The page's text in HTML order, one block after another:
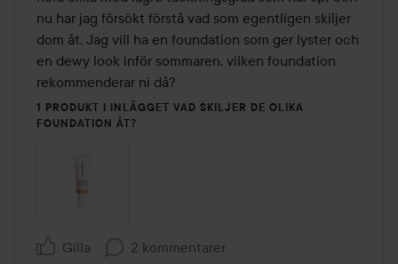
nu har jag försökt förstå vad som egentligen skiljer
dom åt. Jag vill ha en foundation som ger lyster och
en dewy look inför sommaren, vilken foundation
rekommenderar ni då?
1 PRODUKT I INLÄGGET VAD SKILJER DE OLIKA
FOUNDATION ÅT?
Gilla 2 kommentarer